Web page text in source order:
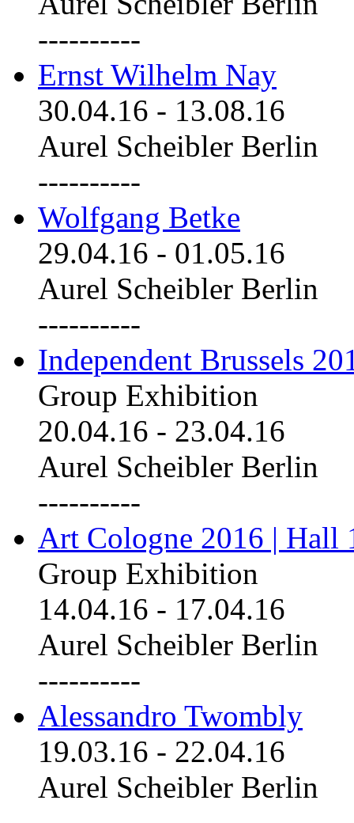
----------
Ernst Wilhelm Nay
30.04.16 - 13.08.16
Aurel Scheibler Berlin
----------
Wolfgang Betke
29.04.16 - 01.05.16
Aurel Scheibler Berlin
----------
Independent Brussels
Group Exhibition
20.04.16 - 23.04.16
Aurel Scheibler Berlin
----------
Art Cologne 2016 | Hall
Group Exhibition
14.04.16 - 17.04.16
Aurel Scheibler Berlin
----------
Alessandro Twombly
19.03.16 - 22.04.16
Aurel Scheibler Berlin